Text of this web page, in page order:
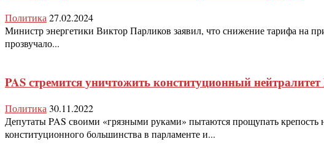
Политика 27.02.2024
Министр энергетики Виктор Парликов заявил, что снижение тарифа на
прозвучало...
PAS стремится уничтожить конституционный
Политика 30.11.2022
Депутаты PAS своими «грязными руками» пытаются прощупать крепость
конституционного большинства в парламенте и...